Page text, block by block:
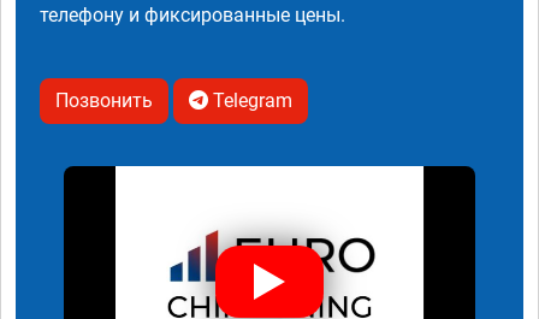
телефону и фиксированные цены.
Позвонить Telegram